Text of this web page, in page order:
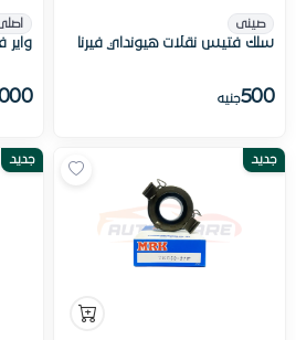
صينى
سلك فتيس نقلات هيونداي فيرنا
500جنيه
واير
جديد جديد